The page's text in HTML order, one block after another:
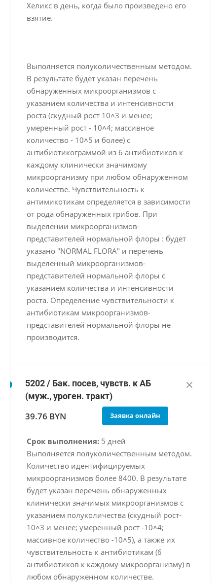
Хеликс в день, когда было произведено его
взятие.
Выполняется полуколичественным методом.
В результате будет указан перечень
обнаруженных микроорганизмов с
указанием количества и интенсивности
роста (скудный рост 10˄3 и менее;
умеренный рост - 10˄4; массивное
количество - 10˄5 и более) с
антибиотикограммой из 6 антибиотиков к
каждому клинически значимому
микроорганизму при любом обнаруженном
количестве. Чувствительность к
антимикотикам определяется в зависимости
от рода обнаруженных грибов. При
выделении микроорганизмов-
представителей нормальной флоры : будет
указано "NORMAL FLORA" и перечень
выделенный микроорганизмов-
представителей нормальной флоры с
указанием количества и интенсивности
роста. Определение чувствительности к
антибиотикам микроорганизмов-
представителей нормальной флоры не
производится.
5202 / Бак. посев, чувств. к АБ
(муж., уроген. тракт)
39.76 BYN Заявка онлайн
Срок выполнения: 5 дней
Выполняется полуколичественным методом.
Количество идентифицируемых
микроорганизмов более 8400. В результате
будет указан перечень обнаруженных
клинически значимых микроорганизмов с
указанием полуколичества (скудный рост-
10˄3 и менее; умеренный рост -10˄4;
массивное количество -10˄5), а также их
чувствительность к антибиотикам (6
антибиотиков к каждому микроорганизму) в
любом обнаруженном количестве.